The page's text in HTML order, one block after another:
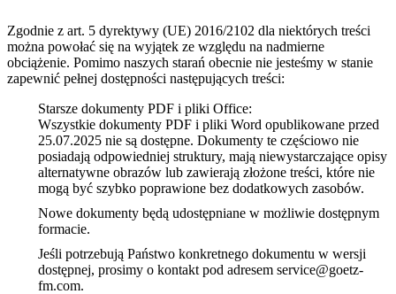
Zgodnie z art. 5 dyrektywy (UE) 2016/2102 dla niektórych treści
można powołać się na wyjątek ze względu na nadmierne
obciążenie. Pomimo naszych starań obecnie nie jesteśmy w stanie
zapewnić pełnej dostępności następujących treści:
Starsze dokumenty PDF i pliki Office:
Wszystkie dokumenty PDF i pliki Word opublikowane przed
25.07.2025 nie są dostępne. Dokumenty te częściowo nie
posiadają odpowiedniej struktury, mają niewystarczające opisy
alternatywne obrazów lub zawierają złożone treści, które nie
mogą być szybko poprawione bez dodatkowych zasobów.
Nowe dokumenty będą udostępniane w możliwie dostępnym
formacie.
Jeśli potrzebują Państwo konkretnego dokumentu w wersji
dostępnej, prosimy o kontakt pod adresem service@goetz-
fm.com.